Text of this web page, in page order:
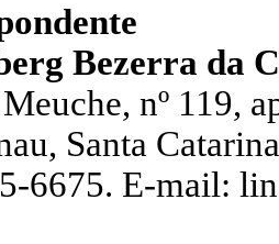
Bezerra da
nº 119,
Santa
6675. E-mail: